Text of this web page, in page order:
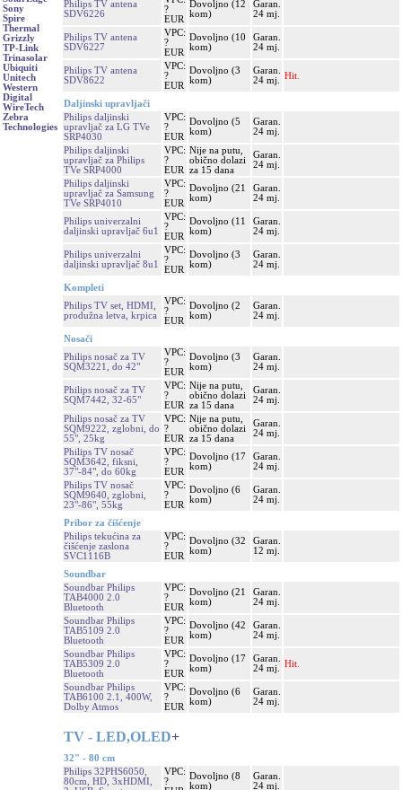
Sony
Spire
Thermal
Grizzly
TP-Link
Trinasolar
Ubiquiti
Unitech
Western
Digital
WireTech
Zebra
Technologies
Philips TV antena
SDV6226
?
EUR
Dovoljno (12
kom)
Garan.
24 mj.
Philips TV antena
SDV6227
VPC:
?
EUR
Dovoljno (10
kom)
Garan.
24 mj.
Philips TV antena
SDV8622
VPC:
?
EUR
Dovoljno (3
kom)
Garan.
24 mj.
Hit.
Daljinski upravljači
Philips daljinski
upravljač za LG TVe
SRP4030
VPC:
?
EUR
Dovoljno (5
kom)
Garan.
24 mj.
Philips daljinski
upravljač za Philips
TVe SRP4000
VPC:
?
EUR
Nije na putu,
obično dolazi
za 15 dana
Garan.
24 mj.
Philips daljinski
upravljač za Samsung
TVe SRP4010
VPC:
?
EUR
Dovoljno (21
kom)
Garan.
24 mj.
Philips univerzalni
daljinski upravljač 6u1
VPC:
?
EUR
Dovoljno (11
kom)
Garan.
24 mj.
Philips univerzalni
daljinski upravljač 8u1
VPC:
?
EUR
Dovoljno (3
kom)
Garan.
24 mj.
Kompleti
Philips TV set, HDMI,
produžna letva, krpica
VPC:
?
EUR
Dovoljno (2
kom)
Garan.
24 mj.
Nosači
Philips nosač za TV
SQM3221, do 42"
VPC:
?
EUR
Dovoljno (3
kom)
Garan.
24 mj.
Philips nosač za TV
SQM7442, 32-65"
VPC:
?
EUR
Nije na putu,
obično dolazi
za 15 dana
Garan.
24 mj.
Philips nosač za TV
SQM9222, zglobni, do
55", 25kg
VPC:
?
EUR
Nije na putu,
obično dolazi
za 15 dana
Garan.
24 mj.
Philips TV nosač
SQM3642, fiksni,
37"-84", do 60kg
VPC:
?
EUR
Dovoljno (17
kom)
Garan.
24 mj.
Philips TV nosač
SQM9640, zglobni,
23"-86", 55kg
VPC:
?
EUR
Dovoljno (6
kom)
Garan.
24 mj.
Pribor za čišćenje
Philips tekućina za
čišćenje zaslona
SVC1116B
VPC:
?
EUR
Dovoljno (32
kom)
Garan.
12 mj.
Soundbar
Soundbar Philips
TAB4000 2.0
Bluetooth
VPC:
?
EUR
Dovoljno (21
kom)
Garan.
24 mj.
Soundbar Philips
TAB5109 2.0
Bluetooth
VPC:
?
EUR
Dovoljno (42
kom)
Garan.
24 mj.
Soundbar Philips
TAB5309 2.0
Bluetooth
VPC:
?
EUR
Dovoljno (17
kom)
Garan.
24 mj.
Hit.
Soundbar Philips
TAB6100 2.1, 400W,
Dolby Atmos
VPC:
?
EUR
Dovoljno (6
kom)
Garan.
24 mj.
TV - LED,OLED+
32" - 80 cm
Philips 32PHS6050,
80cm, HD, 3xHDMI,
VPC:
?
Dovoljno (8
kom)
Garan.
24 mj.